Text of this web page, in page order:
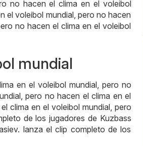
no hacen el clima en el voleibol
el voleibol mundial, pero no hacen
no hacen el clima en el voleibol
mundial
en el voleibol mundial, pero no
pero no hacen el clima en el
clima en el voleibol mundial, pero
de los jugadores de Kuzbass
lanza el clip completo de los